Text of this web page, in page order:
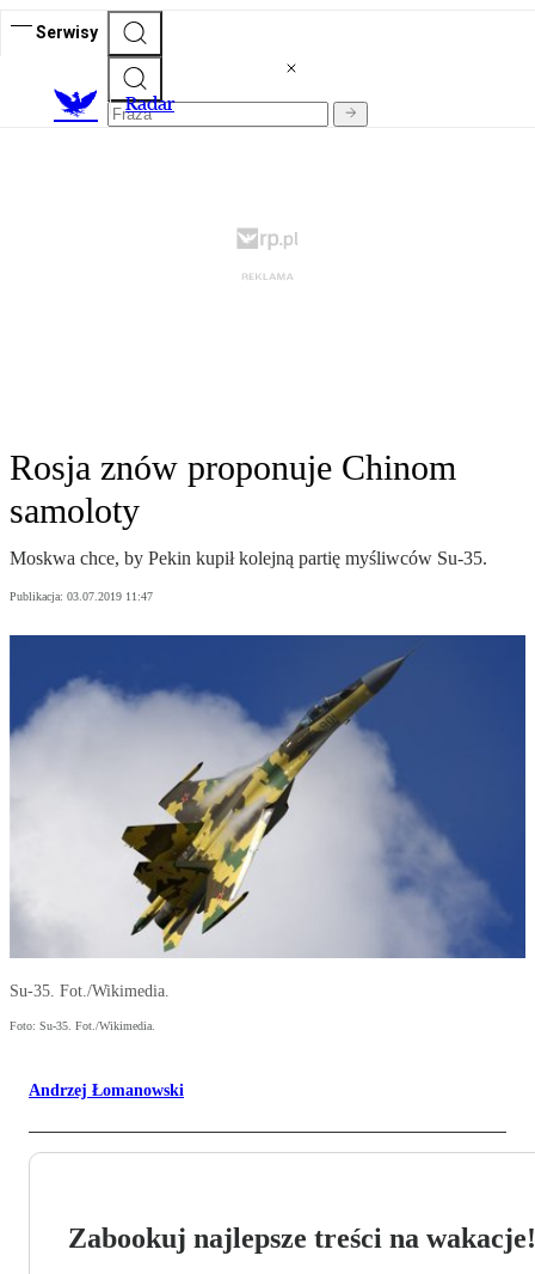
Serwisy
Radar
Rosja znów proponuje Chinom
samoloty
Moskwa chce, by Pekin kupił kolejną partię myśliwców Su-35.
Publikacja: 03.07.2019 11:47
Su-35. Fot./Wikimedia.
Foto: Su-35. Fot./Wikimedia.
Andrzej Łomanowski
Zabookuj najlepsze treści na wakacje!